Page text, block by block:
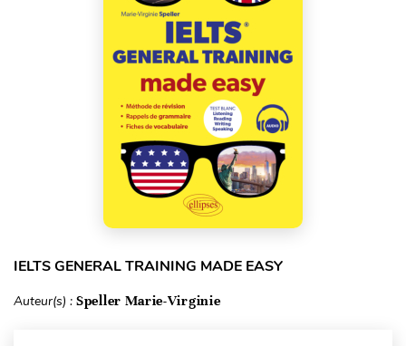
IELTS GENERAL TRAINING MADE EASY
Auteur(s) : Speller Marie-Virginie